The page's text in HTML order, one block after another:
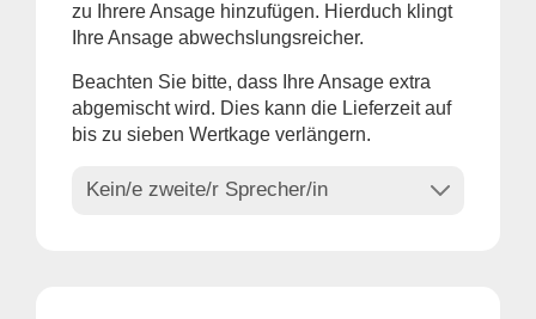
zu Ihrere Ansage hinzufügen. Hierduch klingt
Ihre Ansage abwechslungsreicher.
Beachten Sie bitte, dass Ihre Ansage extra
abgemischt wird. Dies kann die Lieferzeit auf
bis zu sieben Wertkage verlängern.